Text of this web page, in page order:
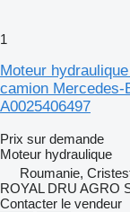
1
Moteur
camion Mercedes-
A0025406497
Prix sur demande
Moteur hydraulique
Roumanie,
ROYAL DRU AGRO
Contacter le vendeur